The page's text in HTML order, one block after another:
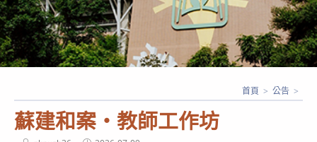
蘇建和案・教師工作坊
首頁 > 公告 >